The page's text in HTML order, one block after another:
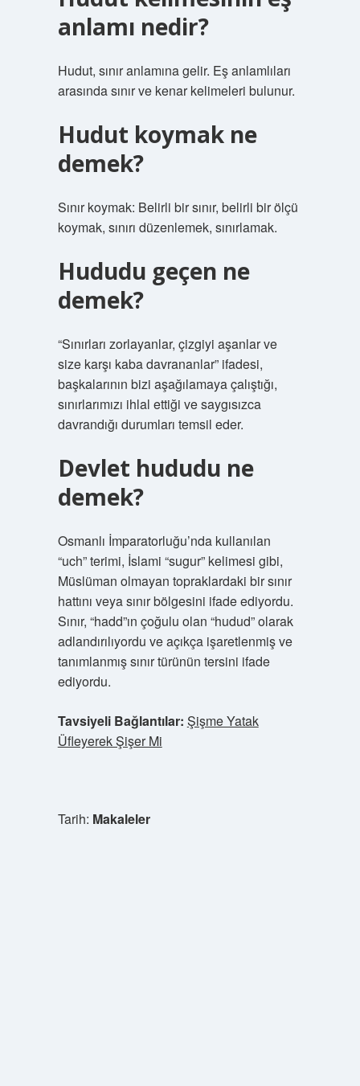
anlamı nedir?
Hudut, sınır anlamına gelir. Eş anlamlıları
arasında sınır ve kenar kelimeleri bulunur.
Hudut koymak ne
demek?
Sınır koymak: Belirli bir sınır, belirli bir ölçü
koymak, sınırı düzenlemek, sınırlamak.
Hududu geçen ne
demek?
“Sınırları zorlayanlar, çizgiyi aşanlar ve
size karşı kaba davrananlar” ifadesi,
başkalarının bizi aşağılamaya çalıştığı,
sınırlarımızı ihlal ettiği ve saygısızca
davrandığı durumları temsil eder.
Devlet hududu ne
demek?
Osmanlı İmparatorluğu’nda kullanılan
“uch” terimi, İslami “sugur” kelimesi gibi,
Müslüman olmayan topraklardaki bir sınır
hattını veya sınır bölgesini ifade ediyordu.
Sınır, “hadd”ın çoğulu olan “hudud” olarak
adlandırılıyordu ve açıkça işaretlenmiş ve
tanımlanmış sınır türünün tersini ifade
ediyordu.
Tavsiyeli Bağlantılar: Şişme Yatak
Üfleyerek Şişer Mi
Tarih: Makaleler